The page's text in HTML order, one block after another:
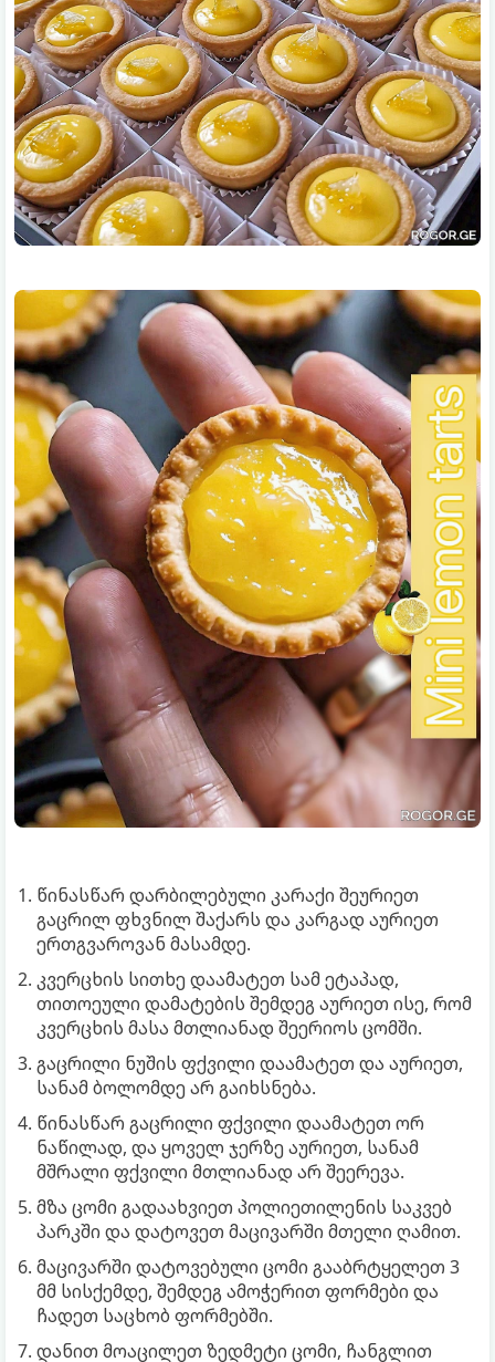
წინასწარ დარბილებული კარაქი შეურიეთ
გაცრილ ფხვნილ შაქარს და კარგად აურიეთ
ერთგვაროვან მასამდე.
კვერცხის სითხე დაამატეთ სამ ეტაპად,
თითოეული დამატების შემდეგ აურიეთ ისე, რომ
კვერცხის მასა მთლიანად შეერიოს ცომში.
გაცრილი ნუშის ფქვილი დაამატეთ და აურიეთ,
სანამ ბოლომდე არ გაიხსნება.
წინასწარ გაცრილი ფქვილი დაამატეთ ორ
ნაწილად, და ყოველ ჯერზე აურიეთ, სანამ
მშრალი ფქვილი მთლიანად არ შეერევა.
მზა ცომი გადაახვიეთ პოლიეთილენის საკვებ
პარკში და დატოვეთ მაცივარში მთელი ღამით.
მაცივარში დატოვებული ცომი გააბრტყელეთ 3
მმ სისქემდე, შემდეგ ამოჭერით ფორმები და
ჩადეთ საცხობ ფორმებში.
დანით მოაცილეთ ზედმეტი ცომი, ჩანგლით